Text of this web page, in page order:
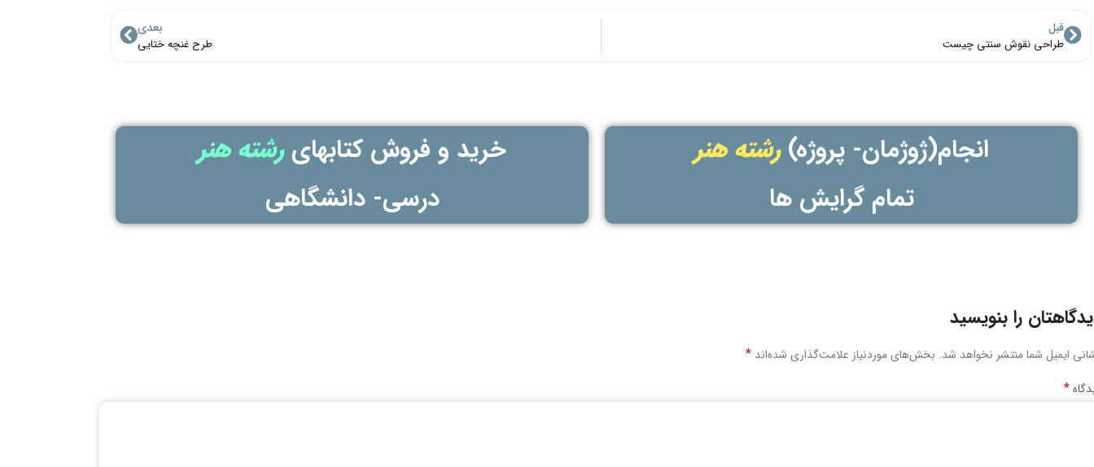
قبل
طراحی نقوش سنتی چیست
بعدی
طرح غنچه ختایی
انجام(ژوژمان- پروژه) رشته هنر
تمام گرایش ها
خرید و فروش کتابهای رشته هنر
درسی- دانشگاهی
را بنویسید
ایمیل شما منتشر نخواهد شد. بخش‌های موردنیاز علامت‌گذاری شده‌اند *
*